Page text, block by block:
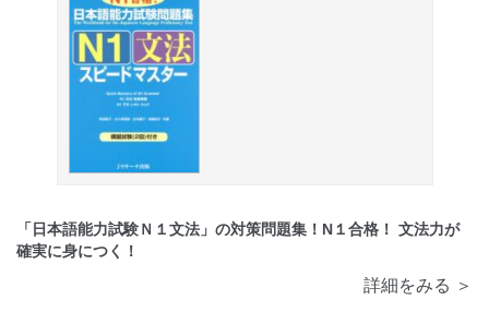
「日本語能力試験Ｎ１文法」の対策問題集！N１合格！ 文法力が
確実に身につく！
詳細をみる ＞